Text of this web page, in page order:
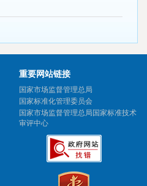
重要网站链接
国家市场监督管理总局
国家标准化管理委员会
国家市场监督管理总局国家标准技术
审评中心